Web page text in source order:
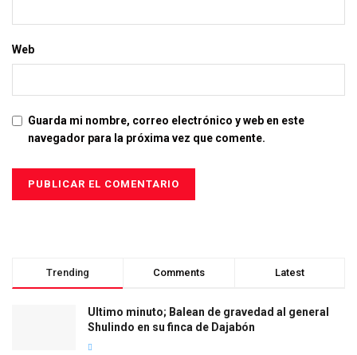
Web
Guarda mi nombre, correo electrónico y web en este
navegador para la próxima vez que comente.
Trending Comments Latest
Ultimo minuto; Balean de gravedad al general
Shulindo en su finca de Dajabón